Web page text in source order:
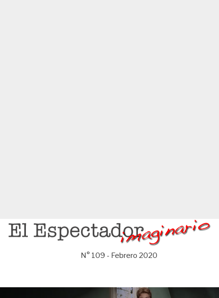
Saltar
N° 109 - Febrero 2020